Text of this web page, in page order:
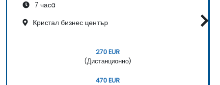
7 часa
Кристал бизнес център
270 EUR
(Дистанционно)
470 EUR